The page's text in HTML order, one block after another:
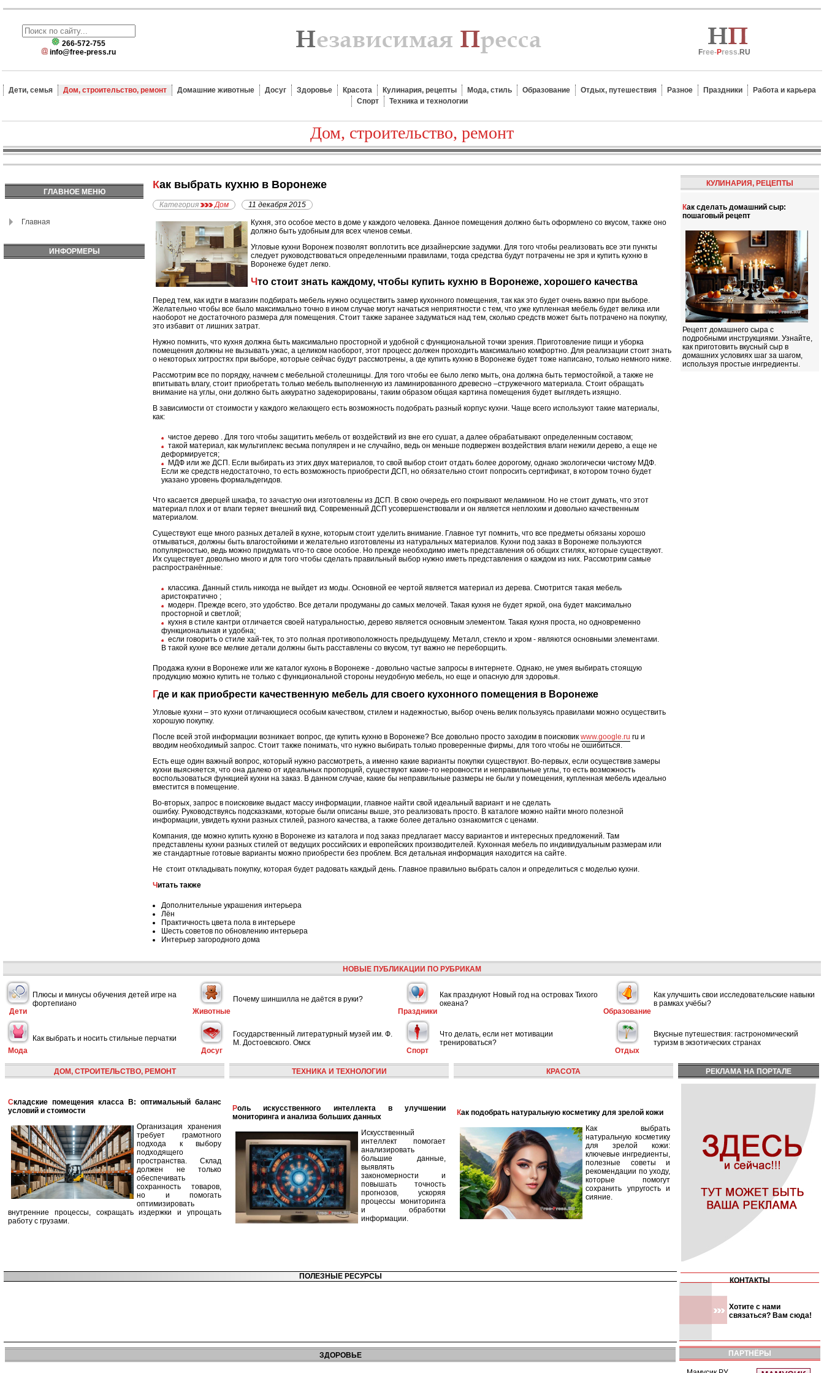
266-572-755
info@free-press.ru
Free-Press.RU
Дети, семья Дом, строительство, ремонт Домашние животные Досуг Здоровье Красота Кулинария, рецепты Мода, стиль Образование Отдых, путешествия Разное Праздники
Работа и карьера
Спорт
Техника и технологии
Дом, строительство, ремонт
ГЛАВНОЕ МЕНЮ
Главная
ИНФОРМЕРЫ
Как выбрать кухню в Воронеже
Категория Дом 11 декабря 2015
Кухня, это особое место в доме у каждого человека. Данное помещения должно быть оформлено со вкусом, также оно
должно быть удобным для всех членов семьи.
Угловые кухни Воронеж позволят воплотить все дизайнерские задумки. Для того чтобы реализовать все эти пункты
следует руководствоваться определенными правилами, тогда средства будут потрачены не зря и купить кухню в
Воронеже будет легко.
Что стоит знать каждому, чтобы купить кухню в Воронеже, хорошего качества
Перед тем, как идти в магазин подбирать мебель нужно осуществить замер кухонного помещения, так как это будет очень важно при выборе.
Желательно чтобы все было максимально точно в ином случае могут начаться неприятности с тем, что уже купленная мебель будет велика или
наоборот не достаточного размера для помещения. Стоит также заранее задуматься над тем, сколько средств может быть потрачено на покупку,
это избавит от лишних затрат.
Нужно помнить, что кухня должна быть максимально просторной и удобной с функциональной точки зрения. Приготовление пищи и уборка
помещения должны не вызывать ужас, а целиком наоборот, этот процесс должен проходить максимально комфортно. Для реализации стоит знать
о некоторых хитростях при выборе, которые сейчас будут рассмотрены, а где купить кухню в Воронеже будет тоже написано, только немного ниже.
Рассмотрим все по порядку, начнем с мебельной столешницы. Для того чтобы ее было легко мыть, она должна быть термостойкой, а также не
впитывать влагу, стоит приобретать только мебель выполненную из ламинированного древесно –стружечного материала. Стоит обращать
внимание на углы, они должно быть аккуратно задекорированы, таким образом общая картина помещения будет выглядеть изящно.
В зависимости от стоимости у каждого желающего есть возможность подобрать разный корпус кухни. Чаще всего используют такие материалы,
как:
чистое дерево . Для того чтобы защитить мебель от воздействий из вне его сушат, а далее обрабатывают определенным составом;
такой материал, как мультиплекс весьма популярен и не случайно, ведь он меньше подвержен воздействия влаги нежили дерево, а еще не
деформируется;
МДФ или же ДСП. Если выбирать из этих двух материалов, то свой выбор стоит отдать более дорогому, однако экологически чистому МДФ.
Если же средств недостаточно, то есть возможность приобрести ДСП, но обязательно стоит попросить сертификат, в котором точно будет
указано уровень формальдегидов.
Что касается дверцей шкафа, то зачастую они изготовлены из ДСП. В свою очередь его покрывают меламином. Но не стоит думать, что этот
материал плох и от влаги теряет внешний вид. Современный ДСП усовершенствовали и он является неплохим и довольно качественным
материалом.
Существуют еще много разных деталей в кухне, которым стоит уделить внимание. Главное тут помнить, что все предметы обязаны хорошо
отмываться, должны быть влагостойкими и желательно изготовлены из натуральных материалов. Кухни под заказ в Воронеже пользуются
популярностью, ведь можно придумать что-то свое особое. Но прежде необходимо иметь представления об общих стилях, которые существуют.
Их существует довольно много и для того чтобы сделать правильный выбор нужно иметь представления о каждом из них. Рассмотрим самые
распространённые:
классика. Данный стиль никогда не выйдет из моды. Основной ее чертой является материал из дерева. Смотрится такая мебель
аристократично ;
модерн. Прежде всего, это удобство. Все детали продуманы до самых мелочей. Такая кухня не будет яркой, она будет максимально
просторной и светлой;
кухня в стиле кантри отличается своей натуральностью, дерево является основным элементом. Такая кухня проста, но одновременно
функциональная и удобна;
если говорить о стиле хай-тек, то это полная противоположность предыдущему. Металл, стекло и хром - являются основными элементами.
В такой кухне все мелкие детали должны быть расставлены со вкусом, тут важно не переборщить.
Продажа кухни в Воронеже или же каталог кухонь в Воронеже - довольно частые запросы в интернете. Однако, не умея выбирать стоящую
продукцию можно купить не только с функциональной стороны неудобную мебель, но еще и опасную для здоровья.
Где и как приобрести качественную мебель для своего кухонного помещения в Воронеже
Угловые кухни – это кухни отличающиеся особым качеством, стилем и надежностью, выбор очень велик пользуясь правилами можно осуществить
хорошую покупку.
После всей этой информации возникает вопрос, где купить кухню в Воронеже? Все довольно просто заходим в поисковик www.google.ru ru и
вводим необходимый запрос. Стоит также понимать, что нужно выбирать только проверенные фирмы, для того чтобы не ошибиться.
Есть еще один важный вопрос, который нужно рассмотреть, а именно какие варианты покупки существуют. Во-первых, если осуществив замеры
кухни выясняется, что она далеко от идеальных пропорций, существуют какие-то неровности и неправильные углы, то есть возможность
воспользоваться функцией кухни на заказ. В данном случае, какие бы неправильные размеры не были у помещения, купленная мебель идеально
вместится в помещение.
Во-вторых, запрос в поисковике выдаст массу информации, главное найти свой идеальный вариант и не сделать
ошибку. Руководствуясь подсказками, которые были описаны выше, это реализовать просто. В каталоге можно найти много полезной
информации, увидеть кухни разных стилей, разного качества, а также более детально ознакомится с ценами.
Компания, где можно купить кухню в Воронеже из каталога и под заказ предлагает массу вариантов и интересных предложений. Там
представлены кухни разных стилей от ведущих российских и европейских производителей. Кухонная мебель по индивидуальным размерам или
же стандартные готовые варианты можно приобрести без проблем. Вся детальная информация находится на сайте.
Не стоит откладывать покупку, которая будет радовать каждый день. Главное правильно выбрать салон и определиться с моделью кухни.
Читать также
Дополнительные украшения интерьера
Лён
Практичность цвета пола в интерьере
Шесть советов по обновлению интерьера
Интерьер загородного дома
КУЛИНАРИЯ, РЕЦЕПТЫ
Как сделать домашний сыр:
пошаговый рецепт
Рецепт домашнего сыра с
подробными инструкциями. Узнайте,
как приготовить вкусный сыр в
домашних условиях шаг за шагом,
используя простые ингредиенты.
НОВЫЕ ПУБЛИКАЦИИ ПО РУБРИКАМ
Дети
Плюсы и минусы обучения детей игре на
фортепиано
Животные
Почему шиншилла не даётся в руки?
Праздники
Как празднуют Новый год на островах Тихого
океана?
Образование
Как улучшить свои исследовательские навыки
в рамках учёбы?
Мода
Как выбрать и носить стильные перчатки
Досуг
Государственный литературный музей им. Ф.
М. Достоевского. Омск
Спорт
Что делать, если нет мотивации
тренироваться?
Отдых
Вкусные путешествия: гастрономический
туризм в экзотических странах
ДОМ, СТРОИТЕЛЬСТВО, РЕМОНТ
Складские помещения класса B: оптимальный баланс
условий и стоимости
Организация хранения
требует грамотного
подхода к выбору
подходящего
пространства. Склад
должен не только
обеспечивать
сохранность товаров,
но и помогать
оптимизировать
внутренние процессы, сокращать издержки и упрощать
работу с грузами.
ТЕХНИКА И ТЕХНОЛОГИИ
Роль искусственного интеллекта в улучшении
мониторинга и анализа больших данных
Искусственный
интеллект помогает
анализировать
большие данные,
выявлять
закономерности и
повышать точность
прогнозов, ускоряя
процессы мониторинга
и обработки
информации.
КРАСОТА
Как подобрать натуральную косметику для зрелой кожи
Как выбрать
натуральную косметику
для зрелой кожи:
ключевые ингредиенты,
полезные советы и
рекомендации по уходу,
которые помогут
сохранить упругость и
сияние.
РЕКЛАМА НА ПОРТАЛЕ
ПОЛЕЗНЫЕ РЕСУРСЫ КОНТАКТЫ
Хотите с нами
связаться? Вам сюда!
ЗДОРОВЬЕ ПАРТНЁРЫ